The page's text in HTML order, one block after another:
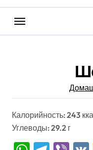
Калорийность: 243
Углеводы: 29.2 г